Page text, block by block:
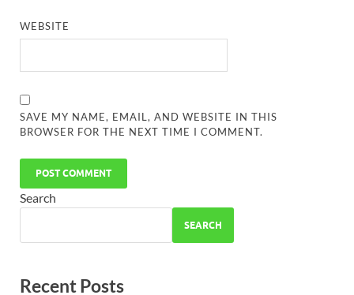
WEBSITE
SAVE MY NAME, EMAIL, AND WEBSITE IN THIS
BROWSER FOR THE NEXT TIME I COMMENT.
Search
SEARCH
Recent Posts